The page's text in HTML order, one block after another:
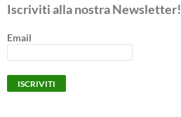
Iscriviti alla nostra Newsletter!
Email